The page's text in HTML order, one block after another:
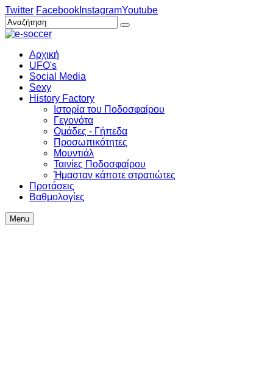
Twitter Facebook InstagramYoutube
Αρχική
UFO's
Social Media
Sexy
History Factory
Ιστορία του Ποδοσφαίρου
Γεγονότα
Ομάδες - Γήπεδα
Προσωπικότητες
Μουντιάλ
Ταινίες Ποδοσφαίρου
Ήμασταν κάποτε στρατιώτες
Προτάσεις
Βαθμολογίες
Menu